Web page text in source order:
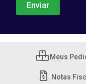
Meus
Notas